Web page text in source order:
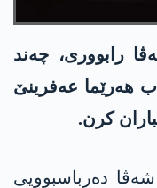
رابووری، چەند
ب ھەرێما عەفرینێ
کرن.
ده‌رباسبوویی